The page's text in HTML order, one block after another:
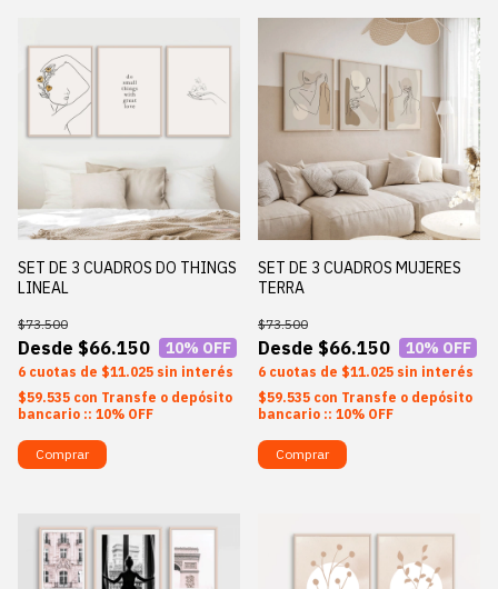
SET DE 3 CUADROS DO THINGS
LINEAL
$66.150
$73.500
10% OFF
6 $11.025 sin interés
$59.535 con Transfe o depósito
bancario :: 10% OFF
Comprar
SET DE 3 CUADROS MUJERES
TERRA
$66.150
$73.500
10% OFF
6 $11.025 sin interés
$59.535 con Transfe o depósito
bancario :: 10% OFF
Comprar